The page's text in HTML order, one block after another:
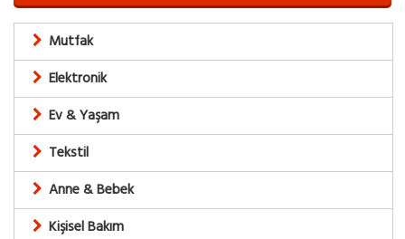
Mutfak
Elektronik
Ev & Yaşam
Tekstil
Anne & Bebek
Kişisel Bakım